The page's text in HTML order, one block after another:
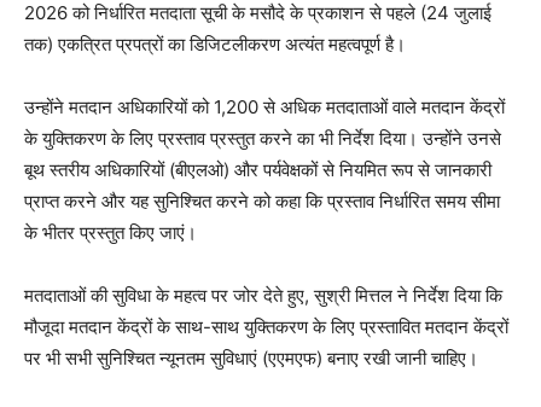
2026 को निर्धारित मतदाता सूची के मसौदे के प्रकाशन से पहले (24 जुलाई
तक) एकत्रित प्रपत्रों का डिजिटलीकरण अत्यंत महत्वपूर्ण है।
उन्होंने मतदान अधिकारियों को 1,200 से अधिक मतदाताओं वाले मतदान केंद्रों
के युक्तिकरण के लिए प्रस्ताव प्रस्तुत करने का भी निर्देश दिया। उन्होंने उनसे
बूथ स्तरीय अधिकारियों (बीएलओ) और पर्यवेक्षकों से नियमित रूप से जानकारी
प्राप्त करने और यह सुनिश्चित करने को कहा कि प्रस्ताव निर्धारित समय सीमा
के भीतर प्रस्तुत किए जाएं।
मतदाताओं की सुविधा के महत्व पर जोर देते हुए, सुश्री मित्तल ने निर्देश दिया कि
मौजूदा मतदान केंद्रों के साथ-साथ युक्तिकरण के लिए प्रस्तावित मतदान केंद्रों
पर भी सभी सुनिश्चित न्यूनतम सुविधाएं (एएमएफ) बनाए रखी जानी चाहिए।